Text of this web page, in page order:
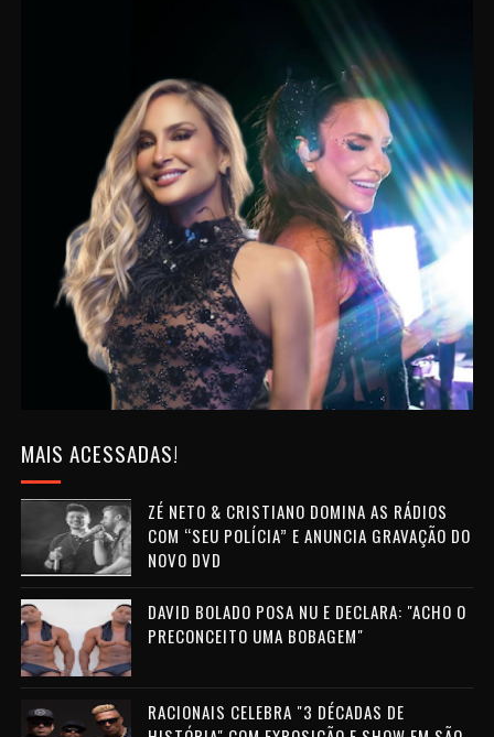
MAIS ACESSADAS!
ZÉ NETO & CRISTIANO DOMINA AS RÁDIOS
COM “SEU POLÍCIA” E ANUNCIA GRAVAÇÃO DO
NOVO DVD
DAVID BOLADO POSA NU E DECLARA: "ACHO O
PRECONCEITO UMA BOBAGEM"
RACIONAIS CELEBRA "3 DÉCADAS DE